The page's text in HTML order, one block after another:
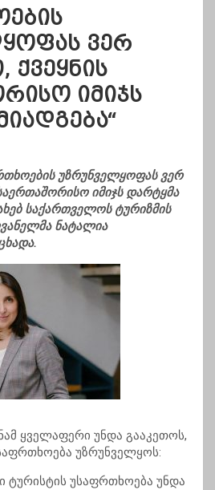
ვერ
ქვეყნის
იმიჯს
უზრუნველყოფას ვერ
იმიჯს დარტყმა
საქართველოს ტურიზმის
ნატალია
ყველაფერი უნდა გააკეთოს,
უზრუნველყოს:
ტურისტის უსაფრთხოება უნდა